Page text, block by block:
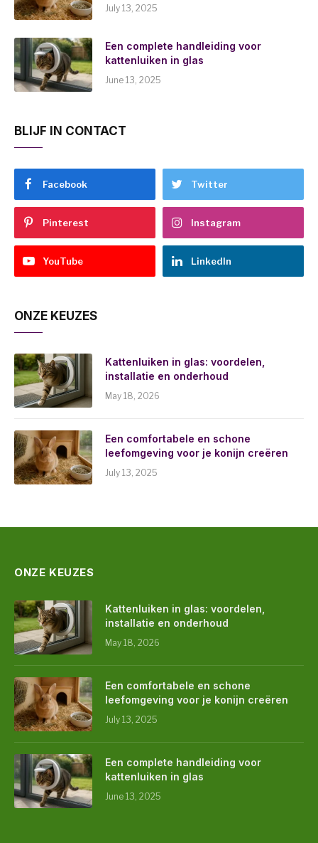
July 13, 2025
Een complete handleiding voor
kattenluiken in glas
June 13, 2025
BLIJF IN CONTACT
Facebook Twitter
Pinterest Instagram
YouTube LinkedIn
ONZE KEUZES
Kattenluiken in glas: voordelen,
installatie en onderhoud
May 18, 2026
Een comfortabele en schone
leefomgeving voor je konijn creëren
July 13, 2025
ONZE KEUZES
Kattenluiken in glas: voordelen,
installatie en onderhoud
May 18, 2026
Een comfortabele en schone
leefomgeving voor je konijn creëren
July 13, 2025
Een complete handleiding voor
kattenluiken in glas
June 13, 2025